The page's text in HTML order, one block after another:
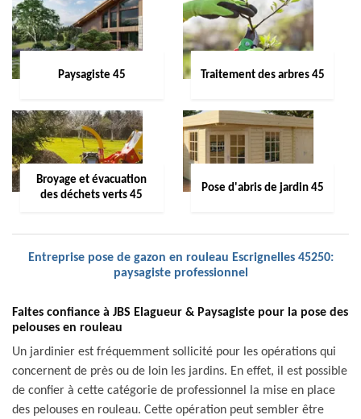
Paysagiste 45 Traitement des arbres 45
Broyage et évacuation
des déchets verts 45
Pose d'abris de jardin 45
Entreprise pose de gazon en rouleau Escrignelles 45250:
paysagiste professionnel
Faites confiance à JBS Elagueur & Paysagiste pour la pose des
pelouses en rouleau
Un jardinier est fréquemment sollicité pour les opérations qui
concernent de près ou de loin les jardins. En effet, il est possible
de confier à cette catégorie de professionnel la mise en place
des pelouses en rouleau. Cette opération peut sembler être